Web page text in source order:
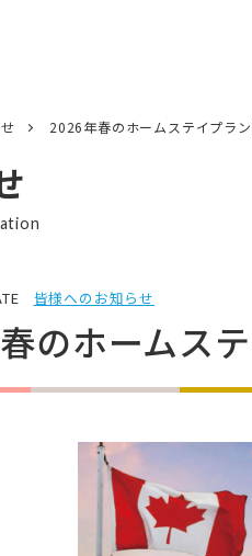
2026年春のホームステイプラ
皆様へのお知らせ
のホームス